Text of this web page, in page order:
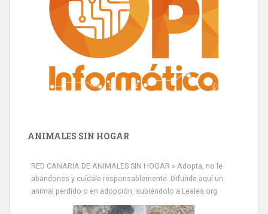
ANIMALES SIN HOGAR
RED CANARIA DE ANIMALES SIN HOGAR » Adopta, no le
abandones y cuídale responsablemente. Difunde aquí un
animal perdido o en adopción, subiéndolo a Leales.org